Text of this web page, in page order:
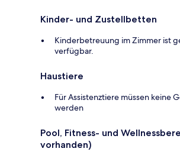
Kinder- und Zustellbetten
Kinderbetreuung im Zimmer ist
verfügbar.
Haustiere
Für Assistenztiere müssen keine
werden
Pool, Fitness- und
vorhanden)